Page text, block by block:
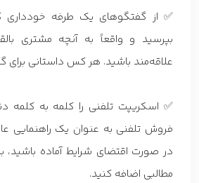
✅ از گفتگوهای یک طرفه خودداری
بپرسید و واقعاً به آنچه مشتری
علاقه‌مند باشید. هر کس داستانی برای
✅ اسکریپت تلفنی را کلمه به کلمه
فروش تلفنی به عنوان یک راهنمایی
در صورت اقتضای شرایط آماده باشید،
مطالبی اضافه کنید.